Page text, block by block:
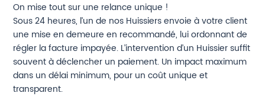
On mise tout sur une relance unique !
Sous 24 heures, l’un de nos Huissiers envoie à votre client
une mise en demeure en recommandé, lui ordonnant de
régler la facture impayée. L’intervention d’un Huissier suffit
souvent à déclencher un paiement. Un impact maximum
dans un délai minimum, pour un coût unique et
transparent.